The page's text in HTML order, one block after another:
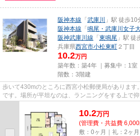
阪神本線 「 武庫川
」駅 徒歩10
阪神本線 「 鳴尾・武庫川女子
阪神武庫川線 「 東鳴尾 」駅 徒
兵庫県西宮市小松東町 ２丁目
10.2万円
築年数：築4年 ｜募集中： 1室
階数：3階建
歩いて430mのところに西宮小松郵便局があります
です。場所が平坦なのは、ランニングをする上で
10.2万円
(管理費・共益費
敷：0ヶ月｜礼：2ヶ月